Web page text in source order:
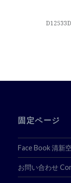
ー
固定ページ
Face Book 清新
お問い合わせ